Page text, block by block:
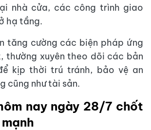
nhà cửa, các công trình giao
hạ tầng.
tăng cường các biện pháp ứng
thường xuyên theo dõi các bản
kịp thời trú tránh, bảo vệ an
cũng như tài sản.
nay ngày 28/7 chốt